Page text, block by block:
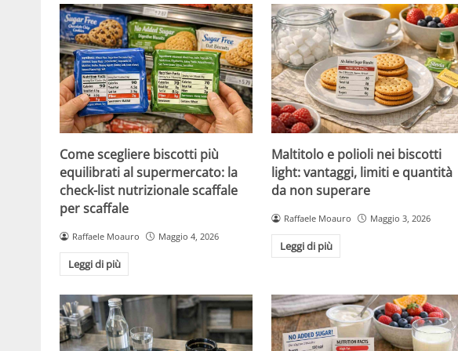
Come scegliere biscotti più
equilibrati al supermercato: la
check-list nutrizionale scaffale
per scaffale
Raffaele Moauro Maggio 4, 2026
Leggi di più
Maltitolo e polioli nei biscotti
light: vantaggi, limiti e quantità
da non superare
Raffaele Moauro Maggio 3, 2026
Leggi di più